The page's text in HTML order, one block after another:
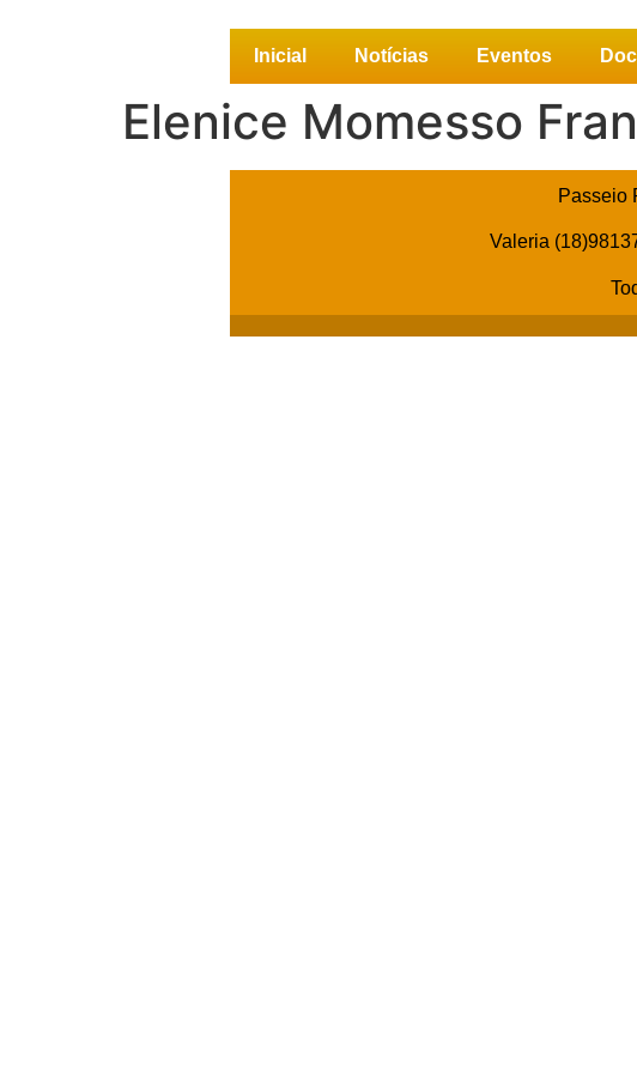
Inicial Notícias Eventos
Elenice Momesso
Passeio
Valeria